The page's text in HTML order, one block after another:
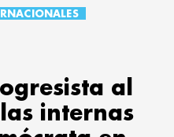
al
internas